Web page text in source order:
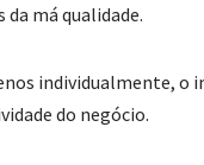
má qualidade.
individualmente,
do negócio.